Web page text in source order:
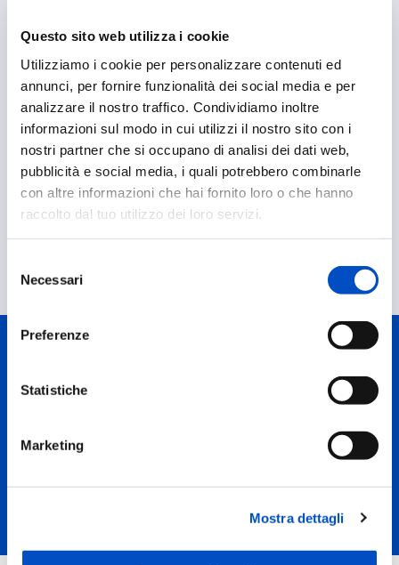
Questo sito web utilizza i cookie
Utilizziamo i cookie per personalizzare contenuti ed
annunci, per fornire funzionalità dei social media e per
analizzare il nostro traffico. Condividiamo inoltre
informazioni sul modo in cui utilizzi il nostro sito con i
nostri partner che si occupano di analisi dei dati web,
pubblicità e social media, i quali potrebbero combinarle
con altre informazioni che hai fornito loro o che hanno
raccolto dal tuo utilizzo dei loro servizi.
delNecessari
Preferenze
Statistiche
Marketing
Mostra dettagli
reversibili, come il Nusinersen e il Risdiplam,
pazienti.
Contributo alla Base di Conoscenza sulla SMA: lo
studio fornirà dati preziosi sulla comprensione delle
mutazioni intrageniche di SMN1 e gli effetti
terapeutici sui modelli in vitro, contribuendo allo
sviluppo di terapie mirate e all’espansione della
conoscenza sulla SMA.
Laboratorio di Cellule Staminali Neurali
Contatti e approfondimenti
E-mail:stefania.corti@unimi.it